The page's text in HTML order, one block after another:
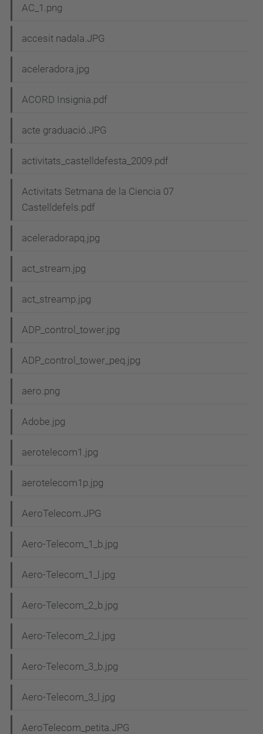
AC_1.png
accesit nadala.JPG
aceleradora.jpg
ACORD Insignia.pdf
acte graduació.JPG
activitats_castelldefesta_2009.pdf
Activitats Setmana de la Ciencia 07
Castelldefels.pdf
aceleradorapq.jpg
act_stream.jpg
act_streamp.jpg
ADP_control_tower.jpg
ADP_control_tower_peq.jpg
aero.png
Adobe.jpg
aerotelecom1.jpg
aerotelecom1p.jpg
AeroTelecom.JPG
Aero-Telecom_1_b.jpg
Aero-Telecom_1_l.jpg
Aero-Telecom_2_b.jpg
Aero-Telecom_2_l.jpg
Aero-Telecom_3_b.jpg
Aero-Telecom_3_l.jpg
AeroTelecom_petita.JPG